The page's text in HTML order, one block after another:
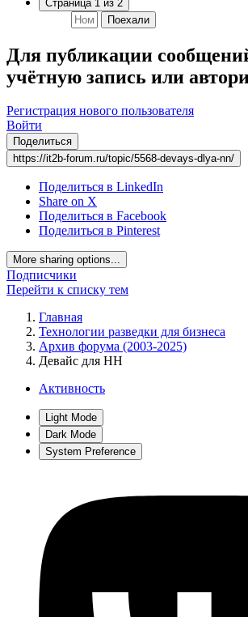
Страница 1 из 2
Поехали
Для публикации
учётную запись или
Регистрация нового пользователя
Войти
Поделиться
https://it2b-forum.ru/topic/5568-devays-dlya-nn/
Поделиться в LinkedIn
Share on X
Поделиться в Facebook
Поделиться в Pinterest
More sharing options...
Подписчики
Перейти к списку тем
Главная
Технологии разведки для бизнеса
Архив форума (2003-2025)
Девайс для НН
Активность
Light Mode
Dark Mode
System Preference